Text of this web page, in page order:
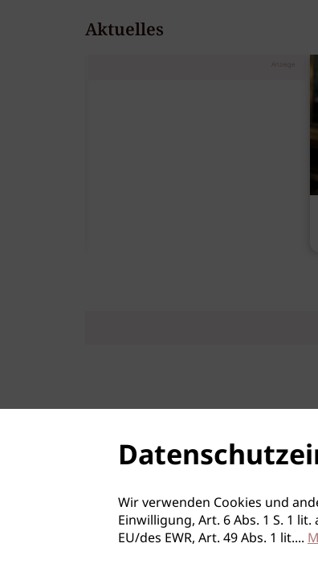
Aktuelles
Anzeige
Wir verwenden Cookies und
Einwilligung, Art. 6 Abs. 1 S. 1
EU/des EWR, Art. 49 Abs. 1 lit....